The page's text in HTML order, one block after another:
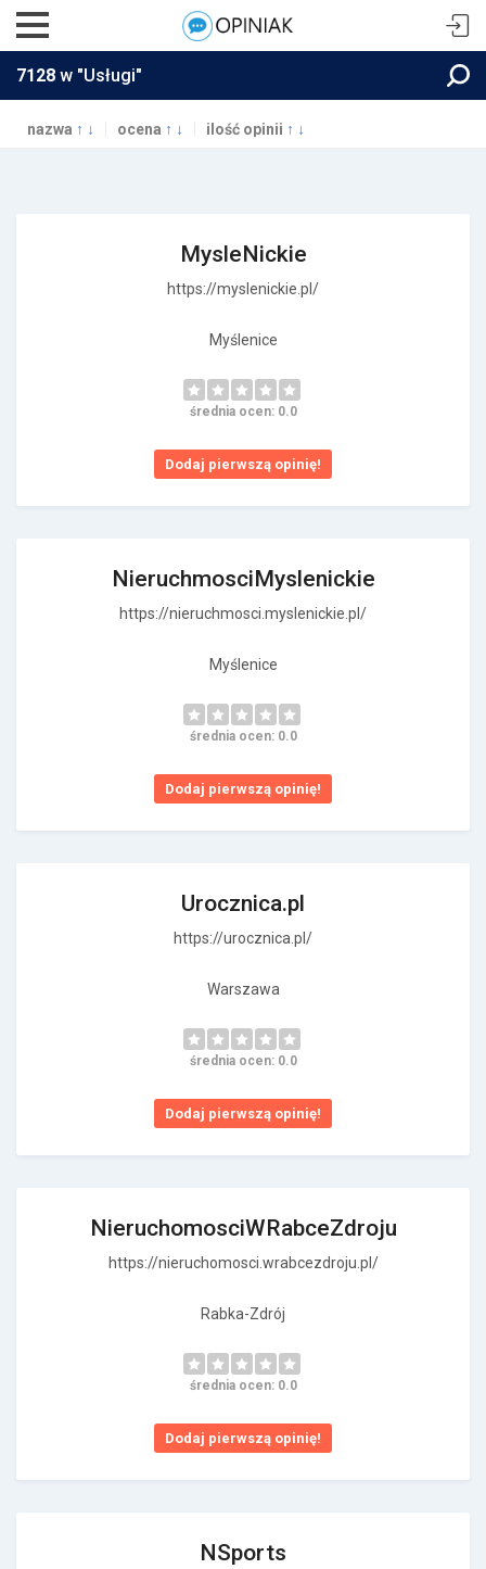
7128 w "Usługi"
nazwa ↑ ↓ ocena ↑ ↓ ilość opinii ↑ ↓
MysleNickie
https://myslenickie.pl/
Myślenice
średnia ocen: 0.0
Dodaj pierwszą opinię!
NieruchmosciMyslenickie
https://nieruchmosci.myslenickie.pl/
Myślenice
średnia ocen: 0.0
Dodaj pierwszą opinię!
Urocznica.pl
https://urocznica.pl/
Warszawa
średnia ocen: 0.0
Dodaj pierwszą opinię!
NieruchomosciWRabceZdroju
https://nieruchomosci.wrabcezdroju.pl/
Rabka-Zdrój
średnia ocen: 0.0
Dodaj pierwszą opinię!
NSports